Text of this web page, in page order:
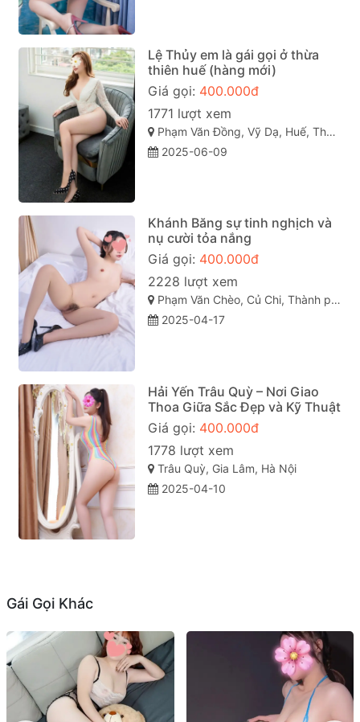
Lệ Thủy em là gái gọi ở thừa
thiên huế (hàng mới)
Giá gọi: 400.000đ
1771 lượt xem
Phạm Văn Đồng, Vỹ Dạ, Huế, Thừa Thiên Huế
2025-06-09
Khánh Băng sự tinh nghịch và
nụ cười tỏa nắng
Giá gọi: 400.000đ
2228 lượt xem
Phạm Văn Chèo, Củ Chi, Thành phố Hồ Chí Minh
2025-04-17
Hải Yến Trâu Quỳ – Nơi Giao
Thoa Giữa Sắc Đẹp và Kỹ Thuật
Giá gọi: 400.000đ
1778 lượt xem
Trâu Quỳ, Gia Lâm, Hà Nội
2025-04-10
Gái Gọi Khác